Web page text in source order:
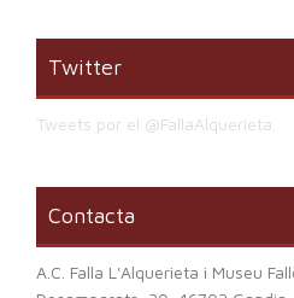
Twitter
Tweets por el @FallaAlquerieta.
Contacta
A.C. Falla L'Alquerieta i Museu